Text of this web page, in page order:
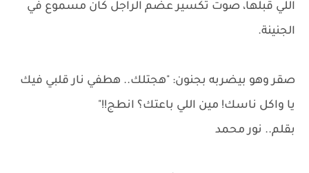
اللي قبلها، صوت تكسير عضم الراجل كان مسموع في
الجنينة.
صقر وهو بيضربه بجنون: "هجتلك.. هطفي نار قلبي فيك
يا واكل ناسك! مين اللي باعتك؟ انطج!!"
بقلم.. نور محمد